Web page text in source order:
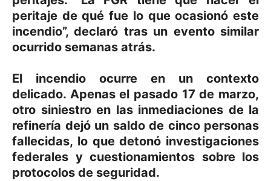
peritaje de qué fue lo que ocasionó este
incendio”, declaró tras un evento similar
ocurrido semanas atrás.
El incendio ocurre en un contexto
delicado. Apenas el pasado 17 de marzo,
otro siniestro en las inmediaciones de la
refinería dejó un saldo de cinco personas
fallecidas, lo que detonó investigaciones
federales y cuestionamientos sobre los
protocolos de seguridad.